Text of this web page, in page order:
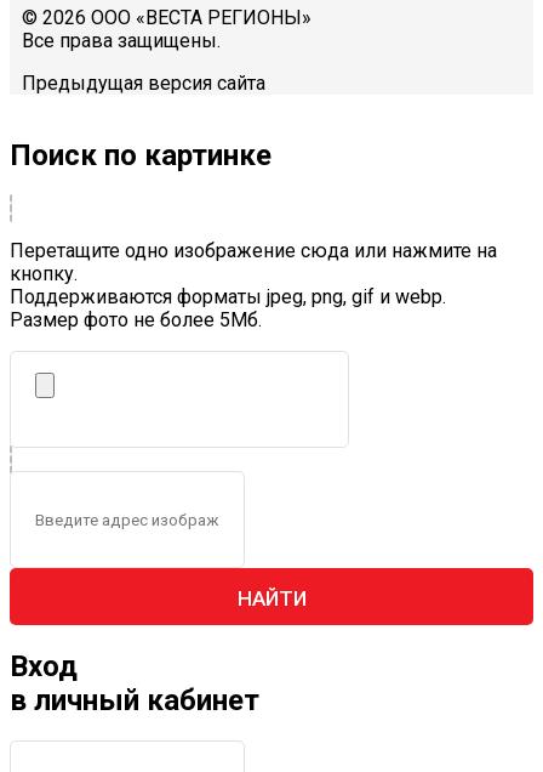
© 2026 ООО «ВЕСТА РЕГИОНЫ»
Все права защищены.
Предыдущая версия сайта
Поиск по картинке
Перетащите одно изображение сюда или нажмите на
кнопку.
Поддерживаются форматы jpeg, png, gif и webp.
Размер фото не более 5Mб.
НАЙТИ
Вход
в личный кабинет